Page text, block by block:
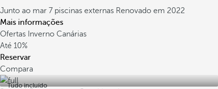
Junto ao mar 7 piscinas externas Renovado em 2022
Mais informações
Ofertas Inverno Canárias
Até 10%
Reservar
Compara
Tudo incluído